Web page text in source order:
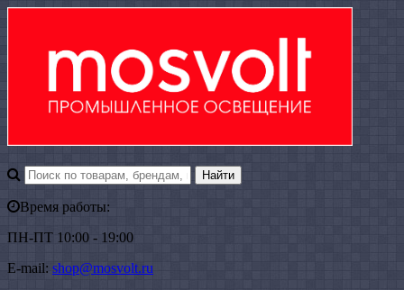
Время работы:
ПН-ПТ 10:00 - 19:00
E-mail: shop@mosvolt.ru